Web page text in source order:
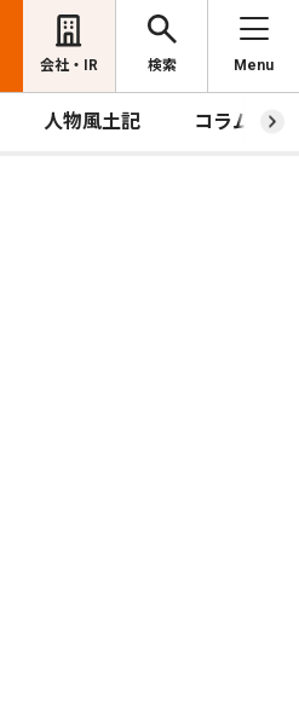
会社・IR 検索 Menu
人物風土記 コラム